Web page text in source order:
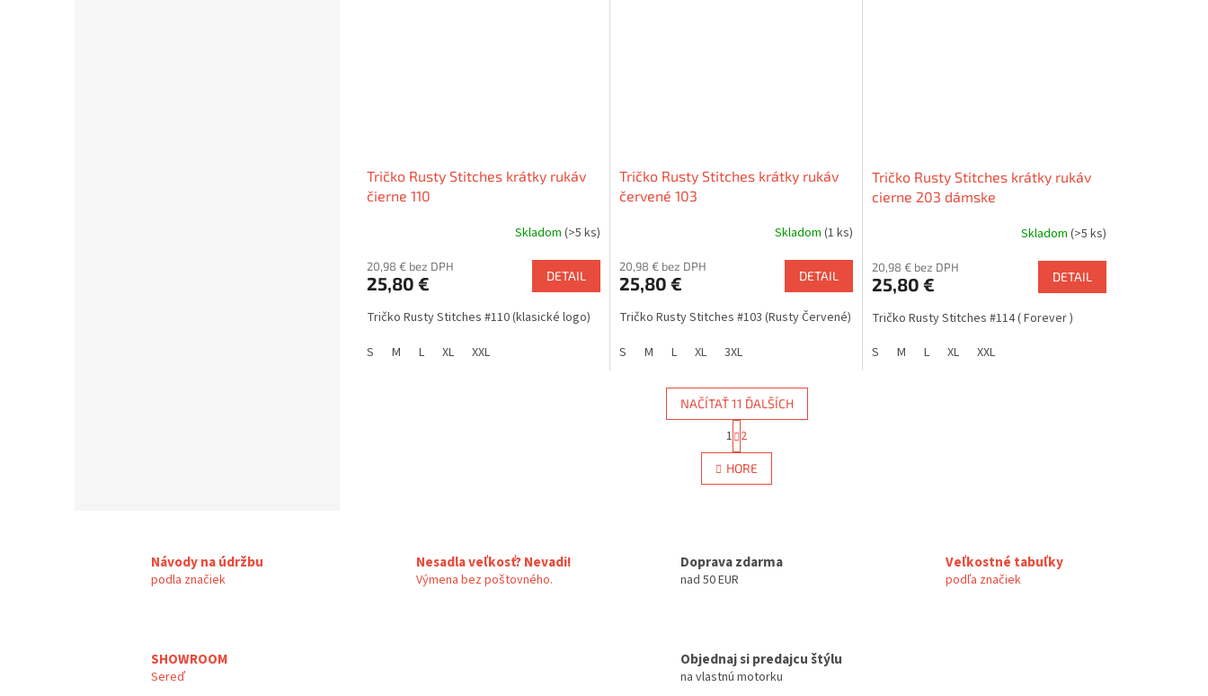
Tričko Rusty Stitches krátky rukáv
čierne 110
Skladom (>5 ks)
20,98 € bez DPH
25,80 € DETAIL
Tričko Rusty Stitches #110 (klasické logo)
S
M L XL XXL
Tričko Rusty Stitches krátky rukáv
červené 103
Skladom (1 ks)
20,98 € bez DPH
25,80 € DETAIL
Tričko Rusty Stitches #103 (Rusty Červené)
S
M L XL 3XL
Tričko Rusty Stitches krátky rukáv
cierne 203 dámske
Skladom (>5 ks)
20,98 € bez DPH
25,80 € DETAIL
Tričko Rusty Stitches #114 ( Forever )
S
M L XL XXL
O
v
l
i
e
y
v
NAČÍTAŤ 11 ĎALŠÍCH
t
r
á
n
n
i
1 2
HORE
Návody na údržbu
podla značiek
Nesadla veľkosť? Nevadi!
Výmena bez poštovného.
Doprava zdarma
nad 50 EUR
Veľkostné tabuľky
podľa značiek
SHOWROOM
Sereď
Objednaj si predajcu štýlu
na vlastnú motorku